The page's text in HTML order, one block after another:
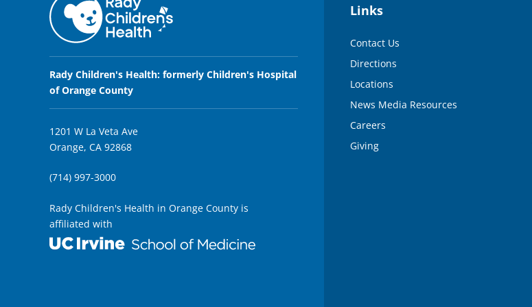
Rady Children's Health: formerly Children's Hospital
of Orange County
1201 W La Veta Ave
Orange, CA 92868
(714) 997-3000
Rady Children's Health in Orange County is
affiliated with
Links
Contact Us
Directions
Locations
News Media Resources
Careers
Giving